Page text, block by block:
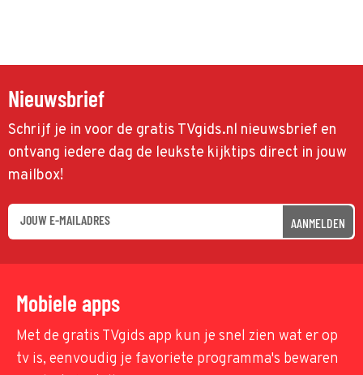
Nieuwsbrief
Schrijf je in voor de gratis TVgids.nl nieuwsbrief en
ontvang iedere dag de leukste kijktips direct in jouw
mailbox!
AANMELDEN
Mobiele apps
Met de gratis TVgids app kun je snel zien wat er op
tv is, eenvoudig je favoriete programma's bewaren